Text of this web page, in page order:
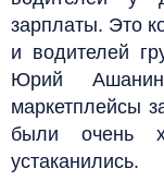
зарплаты. Это
и водителей
Юрий
маркетплейсы
были очень
устаканились.